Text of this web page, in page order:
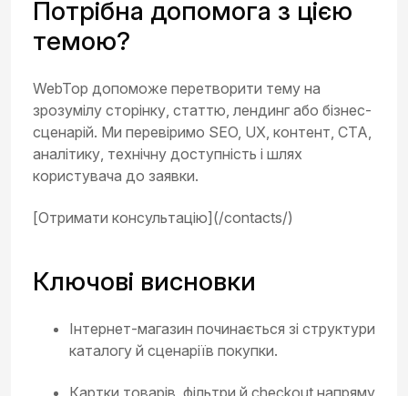
Потрібна допомога з цією
темою?
WebTop допоможе перетворити тему на
зрозумілу сторінку, статтю, лендинг або бізнес-
сценарій. Ми перевіримо SEO, UX, контент, CTA,
аналітику, технічну доступність і шлях
користувача до заявки.
[Отримати консультацію](/contacts/)
Ключові висновки
Інтернет-магазин починається зі структури
каталогу й сценаріїв покупки.